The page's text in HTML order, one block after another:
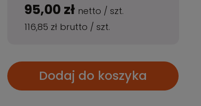
95,00 zł netto /szt.
116,85 zł brutto /szt.
Dodaj do koszyka